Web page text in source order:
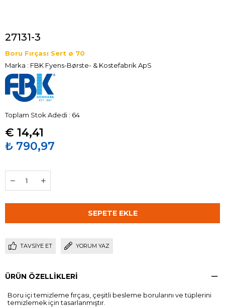
27131-3
Boru Fırçası Sert ø 70
Marka : FBK Fyens-Børste- & Kostefabrik ApS
Toplam Stok Adedi : 64
€ 14,41
₺ 790,97
TAVSIYE ET YORUM YAZ
ÜRÜN ÖZELLIKLERI
Boru içi temizleme fırçası, çeşitli besleme borularını ve tüplerini
temizlemek için tasarlanmıştır.